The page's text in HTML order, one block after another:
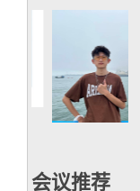
会议推荐